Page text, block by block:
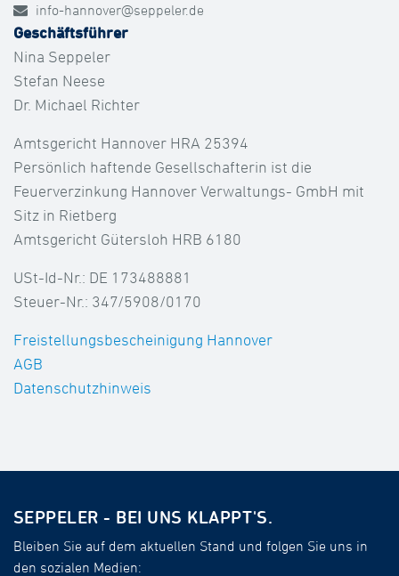
info-hannover@seppeler.de
Geschäftsführer
Nina Seppeler
Stefan Neese
Dr. Michael Richter
Amtsgericht Hannover HRA 25394
Persönlich haftende Gesellschafterin ist die
Feuerverzinkung Hannover Verwaltungs- GmbH mit
Sitz in Rietberg
Amtsgericht Gütersloh HRB 6180
USt-Id-Nr.: DE 173488881
Steuer-Nr.: 347/5908/0170
Freistellungsbescheinigung Hannover
AGB
Datenschutzhinweis
SEPPELER - BEI UNS KLAPPT'S.
Bleiben Sie auf dem aktuellen Stand und folgen Sie uns in
den sozialen Medien: